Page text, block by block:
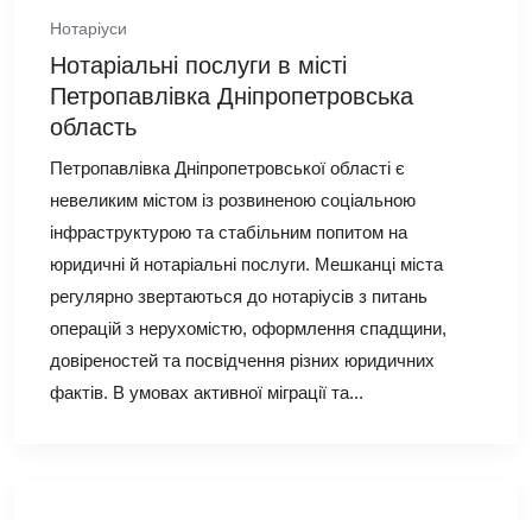
Нотаріуси
Нотаріальні послуги в місті
Петропавлівка Дніпропетровська
область
Петропавлівка Дніпропетровської області є
невеликим містом із розвиненою соціальною
інфраструктурою та стабільним попитом на
юридичні й нотаріальні послуги. Мешканці міста
регулярно звертаються до нотаріусів з питань
операцій з нерухомістю, оформлення спадщини,
довіреностей та посвідчення різних юридичних
фактів. В умовах активної міграції та...